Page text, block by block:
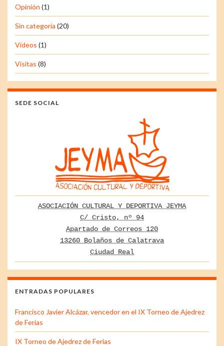
Opinión (1)
Sin categoría (20)
Vídeos (1)
Visitas (8)
SEDE SOCIAL
ASOCIACIÓN CULTURAL Y DEPORTIVA JEYMA
C/ Cristo, nº 94
Apartado de Correos 120
13260 Bolaños de Calatrava
Ciudad Real
ENTRADAS POPULARES
Francisco Javier Alcázar, vencedor en el IX Torneo de Ajedrez
de Ferias
IX Torneo de Ajedrez de Ferias